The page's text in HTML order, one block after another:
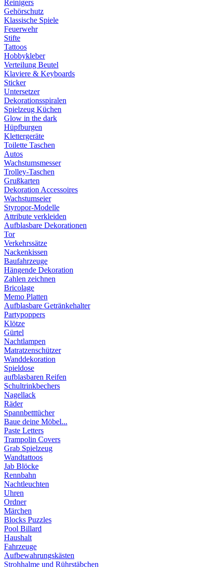
Reinigers
Gehörschutz
Klassische Spiele
Feuerwehr
Stifte
Tattoos
Hobbykleber
Verteilung Beutel
Klaviere & Keyboards
Sticker
Untersetzer
Dekorationsspiralen
Spielzeug Küchen
Glow in the dark
Hüpfburgen
Klettergeräte
Toilette Taschen
Autos
Wachstumsmesser
Trolley-Taschen
Grußkarten
Dekoration Accessoires
Wachstumseier
Styropor-Modelle
Attribute verkleiden
Aufblasbare Dekorationen
Tor
Verkehrssätze
Nackenkissen
Baufahrzeuge
Hängende Dekoration
Zahlen zeichnen
Bricolage
Memo Platten
Aufblasbare Getränkehalter
Partypoppers
Klötze
Gürtel
Nachtlampen
Matratzenschützer
Wanddekoration
Spieldose
aufblasbaren Reifen
Schultrinkbechers
Nagellack
Räder
Spannbetttücher
Baue deine Möbel...
Paste Letters
Trampolin Covers
Grab Spielzeug
Wandtattoos
Jab Blöcke
Rennbahn
Nachtleuchten
Uhren
Ordner
Märchen
Blocks Puzzles
Pool Billard
Haushalt
Fahrzeuge
Aufbewahrungskästen
Strohhalme und Rührstäbchen